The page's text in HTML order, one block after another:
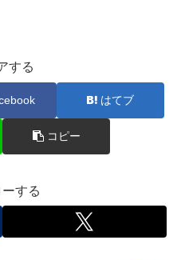
する
はてブ
コピー
する